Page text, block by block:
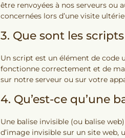
être renvoyées à nos serveurs ou
concernées lors d’une visite
3. Que sont les scripts
Un script est un élément de code
fonctionne correctement et de
sur notre serveur ou sur votre
4. Qu’est-ce qu’une
Une balise invisible (ou balise
d’image invisible sur un site